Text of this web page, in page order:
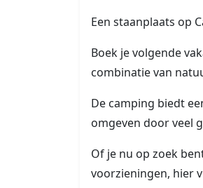
Een staanplaats op
Boek je volgende
combinatie van
De camping biedt
omgeven door veel
Of je nu op zoek
voorzieningen, hier